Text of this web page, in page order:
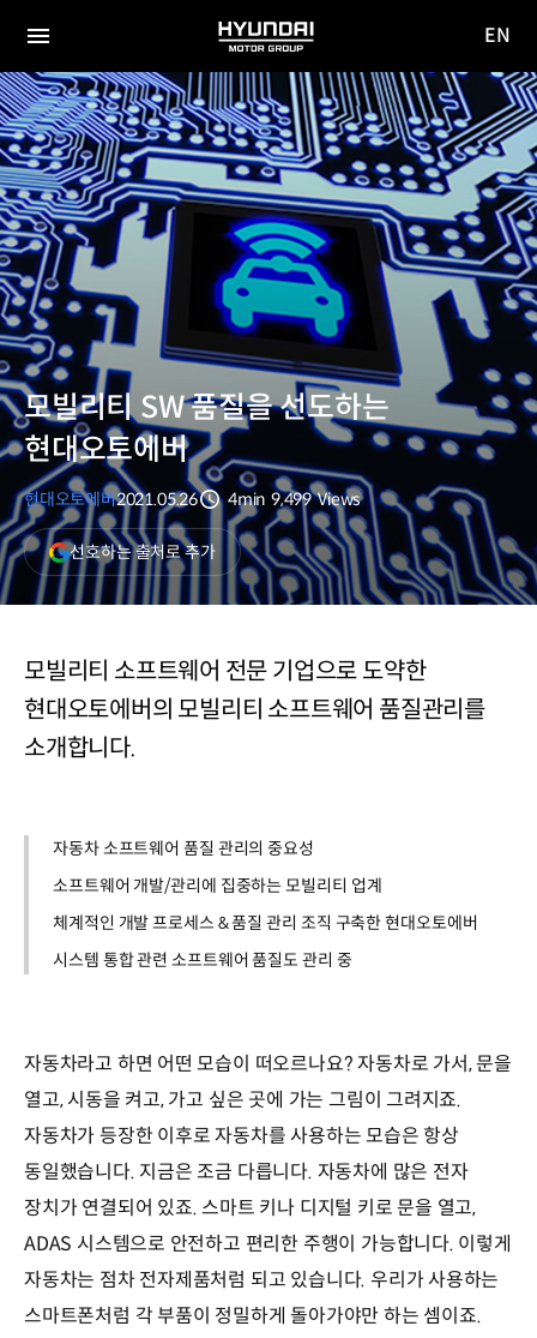
전체
메뉴
HYUNDAI
MOTOR
GROUP
사이
이동
EN
모빌리티 SW 품질을 선도하는
현대오토에버
현대오토에버2021.05.26
분량
4min
조회수
9,499 Views
선호하는 출처로 추가(새
창
열림)
모빌리티 소프트웨어 전문 기업으로 도약한
현대오토에버의 모빌리티 소프트웨어 품질관리를
소개합니다.
자동차 소프트웨어 품질 관리의 중요성
소프트웨어 개발/관리에 집중하는 모빌리티 업계
체계적인 개발 프로세스 & 품질 관리 조직 구축한 현대오토에버
시스템 통합 관련 소프트웨어 품질도 관리 중
자동차라고 하면 어떤 모습이 떠오르나요? 자동차로 가서, 문을
열고, 시동을 켜고, 가고 싶은 곳에 가는 그림이 그려지죠.
자동차가 등장한 이후로 자동차를 사용하는 모습은 항상
동일했습니다. 지금은 조금 다릅니다. 자동차에 많은 전자
장치가 연결되어 있죠. 스마트 키나 디지털 키로 문을 열고,
ADAS 시스템으로 안전하고 편리한 주행이 가능합니다. 이렇게
자동차는 점차 전자제품처럼 되고 있습니다. 우리가 사용하는
스마트폰처럼 각 부품이 정밀하게 돌아가야만 하는 셈이죠.